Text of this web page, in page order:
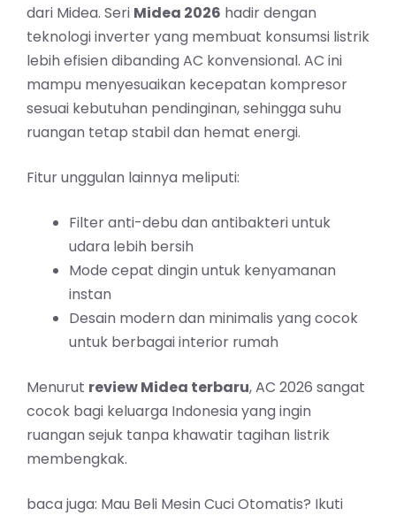
dari Midea. Seri Midea 2026 hadir dengan
teknologi inverter yang membuat konsumsi listrik
lebih efisien dibanding AC konvensional. AC ini
mampu menyesuaikan kecepatan kompresor
sesuai kebutuhan pendinginan, sehingga suhu
ruangan tetap stabil dan hemat energi.
Fitur unggulan lainnya meliputi:
Filter anti-debu dan antibakteri untuk
udara lebih bersih
Mode cepat dingin untuk kenyamanan
instan
Desain modern dan minimalis yang cocok
untuk berbagai interior rumah
Menurut review Midea terbaru, AC 2026 sangat
cocok bagi keluarga Indonesia yang ingin
ruangan sejuk tanpa khawatir tagihan listrik
membengkak.
baca juga: Mau Beli Mesin Cuci Otomatis? Ikuti